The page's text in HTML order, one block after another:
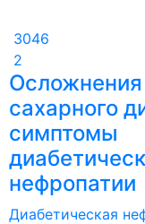
3046
2
Осложнения
сахарного
симптомы
нефропатии
Диабетическая